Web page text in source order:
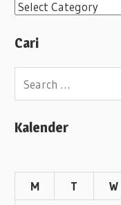
C
t
e
r
Cari
Kalender
M
T W